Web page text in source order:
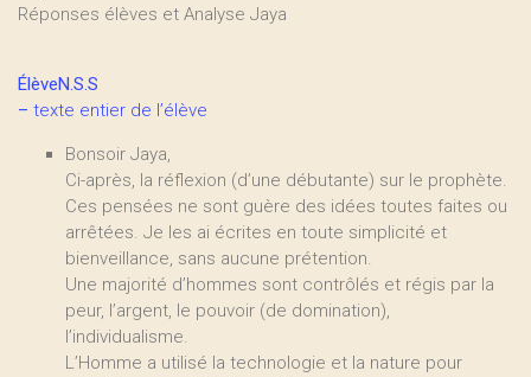
Réponses élèves et Analyse Jaya
ÉlèveN.S.S
– texte entier de l’élève
Bonsoir Jaya,
Ci-après, la réflexion (d’une débutante) sur le prophète.
Ces pensées ne sont guère des idées toutes faites ou
arrêtées. Je les ai écrites en toute simplicité et
bienveillance, sans aucune prétention.
Une majorité d’hommes sont contrôlés et régis par la
peur, l’argent, le pouvoir (de domination),
l’individualisme.
L’Homme a utilisé la technologie et la nature pour